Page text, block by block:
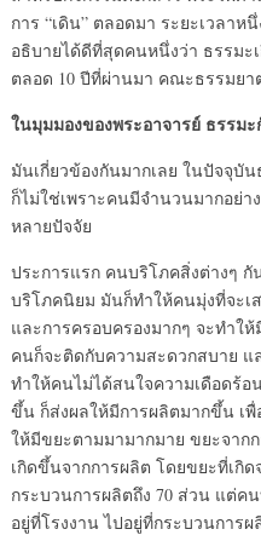
การ “เดิน” ตลอดมา ระยะเวลา
อธิบายได้ดีที่สุดคนหนึ่งว่า ธรรมะ
ตลอด 10 ปีที่ผ่านมา คณะธรรมยา
ในมุมมองของพระอาจารย์ ธรรม
มันเกี่ยวข้องกันมากเลย ในปัจจุบั
ก็ไม่ใช่เพราะคนมีจำนวนมากอย่า
หลายปัจจัย
ประการแรก คนบริโภคสิ่งต่างๆ กั
บริโภคนิยม มันก็ทำให้คนมุ่งที่จะเ
และการครอบครองมากๆ จะทำ
คนก็จะติดกับความสะดวกสบาย แ
ทำให้คนไม่ได้สนใจความเดือดร้
ขึ้น ก็ส่งผลให้มีการผลิตมากขึ้น เ
ให้มีขยะตามมามากมาย ขยะจาก
เกิดขึ้นจากการผลิต โดยขยะที่เกิ
กระบวนการผลิตถึง 70 ส่วน แต่ค
อยู่ที่โรงงาน ไปอยู่ที่กระบวนการ